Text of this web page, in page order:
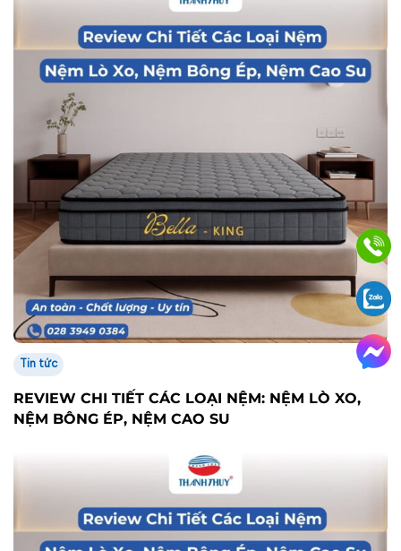
Tin tức
REVIEW CHI TIẾT CÁC LOẠI NỆM: NỆM LÒ XO,
NỆM BÔNG ÉP, NỆM CAO SU